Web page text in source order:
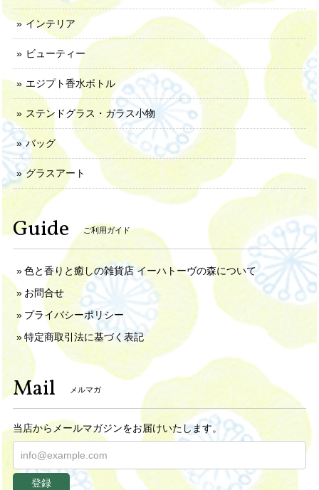
インテリア
ビューティー
エジプト香水ボトル
ステンドグラス・ガラス小物
バッグ
グラスアート
Guide ご利用ガイド
色と香りと癒しの雑貨店 イーハトーヴの森について
お問合せ
プライバシーポリシー
特定商取引法に基づく表記
Mail メルマガ
当店からメールマガジンをお届けいたします。
登録